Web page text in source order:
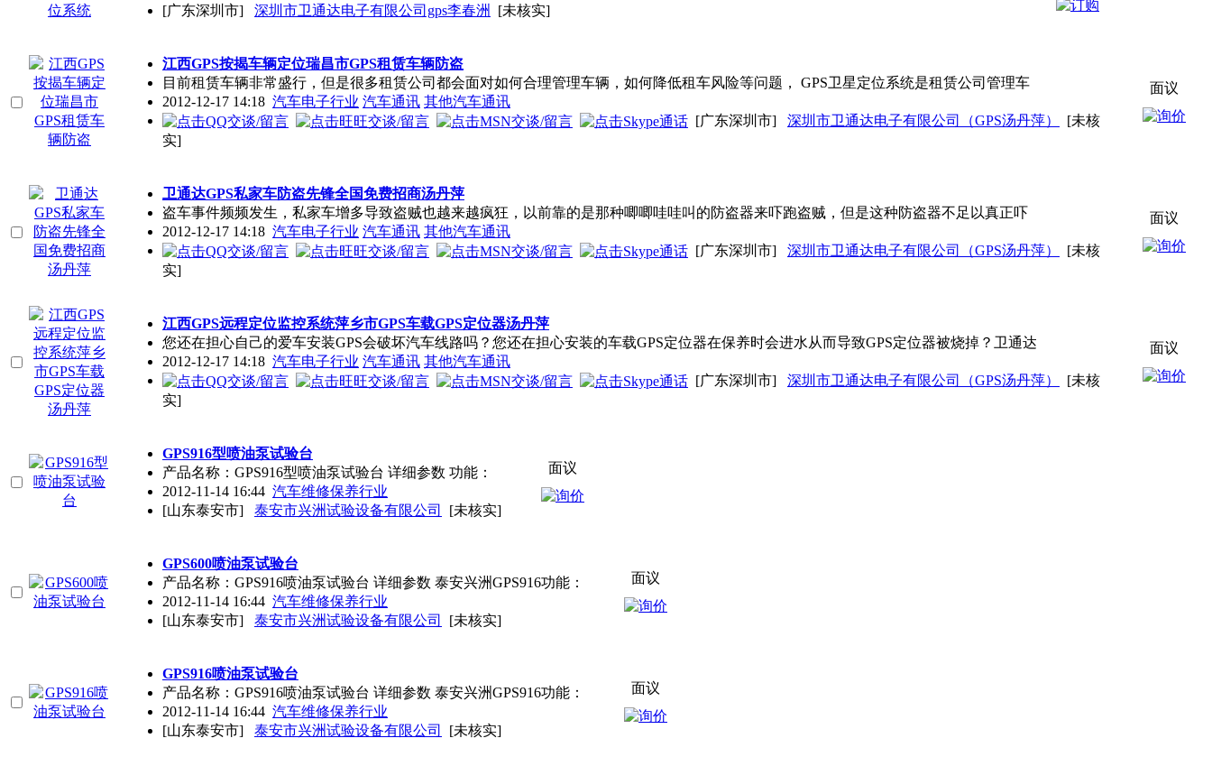
[广东深圳市]
深圳市卫通达电子有限公司gps李春洲 [未核实]
江西GPS按揭车辆定位瑞昌市GPS租赁车辆防盗
目前租赁车辆非常盛行，但是很多租赁公司都会面对如何合理管理车辆，如何降低租车风险等问题， GPS卫星定位系统是租赁公司管理车
2012-12-17 14:18 汽车电子行业 汽车通讯 其他汽车通讯
[广东深圳市]
深圳市卫通达电子有限公司（GPS汤丹萍）
[未核
实]
面议
卫通达GPS私家车防盗先锋全国免费招商汤丹萍
盗车事件频频发生，私家车增多导致盗贼也越来越疯狂，以前靠的是那种唧唧哇哇叫的防盗器来吓跑盗贼，但是这种防盗器不足以真正吓
2012-12-17 14:18 汽车电子行业 汽车通讯 其他汽车通讯
[广东深圳市]
深圳市卫通达电子有限公司（GPS汤丹萍）
[未核
实]
面议
江西GPS远程定位监控系统萍乡市GPS车载GPS定位器汤丹萍
您还在担心自己的爱车安装GPS会破坏汽车线路吗？您还在担心安装的车载GPS定位器在保养时会进水从而导致GPS定位器被烧掉？卫通达
2012-12-17 14:18 汽车电子行业 汽车通讯 其他汽车通讯
[广东深圳市]
深圳市卫通达电子有限公司（GPS汤丹萍）
[未核
实]
面议
GPS916型喷油泵试验台
产品名称：GPS916型喷油泵试验台 详细参数 功能：
2012-11-14 16:44 汽车维修保养行业
[山东泰安市]
泰安市兴洲试验设备有限公司 [未核实]
面议
GPS600喷油泵试验台
产品名称：GPS916喷油泵试验台 详细参数 泰安兴洲GPS916功能：
2012-11-14 16:44 汽车维修保养行业
[山东泰安市]
泰安市兴洲试验设备有限公司 [未核实]
面议
GPS916喷油泵试验台
产品名称：GPS916喷油泵试验台 详细参数 泰安兴洲GPS916功能：
2012-11-14 16:44 汽车维修保养行业
[山东泰安市]
泰安市兴洲试验设备有限公司 [未核实]
面议